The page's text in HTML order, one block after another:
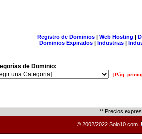
Registro de Dominios| Web Hosting |
Dominios Expirados | Industrias |
de Dominio:
[Pág.
** Precios
© 2002/2022 Solo10.com